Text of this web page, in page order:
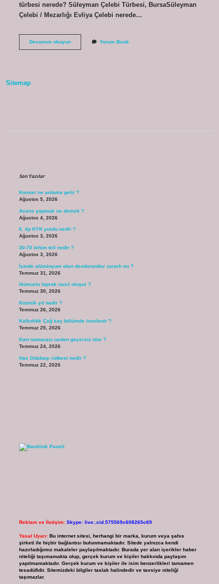
türbesi nerede? Süleyman Çelebi Türbesi, BursaSüleyman
Çelebi / Mezarlığı Evliya Çelebi nerede…
Devamını okuyunEvliya
Yorum Bırak
Sitemap
Son Yazılar
Konser ne anlama gelir ?
Ağustos 5, 2026
Avans yapmak ne demek ?
Ağustos 4, 2026
6. tip KYK yurdu nedir ?
Ağustos 3, 2026
30-70 lehim teli nedir ?
Ağustos 3, 2026
İçinde alüminyum olan deodorantlar zararlı mı ?
Temmuz 31, 2026
Humuslu toprak nasıl oluşur ?
Temmuz 30, 2026
Kozmik yıl nedir ?
Temmuz 26, 2026
Kalkolitik Çağ kaç bölümde incelenir ?
Temmuz 25, 2026
Kart numarası neden geçersiz olur ?
Temmuz 24, 2026
Has Odabaşı rütbesi nedir ?
Temmuz 22, 2026
Reklam ve İletişim: Skype: live:.cid.575569c608265c69
Yasal Uyarı: Bu internet sitesi, herhangi bir marka, kurum veya şahıs
şirketi ile hiçbir bağlantısı bulunmamaktadır. Sitede yalnızca kendi
hazırladığımız makaleler paylaşılmaktadır. Burada yer alan içerikler haber
niteliği taşımamakta olup, gerçek kurum ve kişiler hakkında paylaşım
yapılmamaktadır. Gerçek kurum ve kişiler ile isim benzerlikleri tamamen
tesadüfidir. Sitemizdeki bilgiler taslak halindedir ve tavsiye niteliği
taşımazlar.